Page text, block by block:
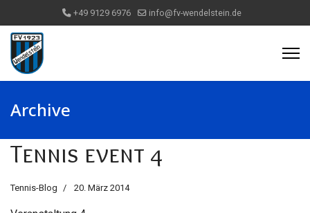
+49 9129 6976 info@fv-wendelstein.de
Archive
Tennis event 4
Tennis-Blog 20. März 2014